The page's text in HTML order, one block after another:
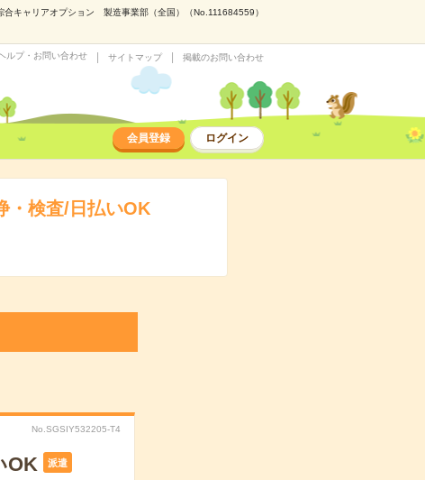
合キャリアオプション 製造事業部（全国）（No.111684559）
ルプ・お問い合わせ サイトマップ 掲載のお問い合わせ
会員登録 ログイン
・検査/日払いOK
No.SGSIY532205-T4
OK 派遣